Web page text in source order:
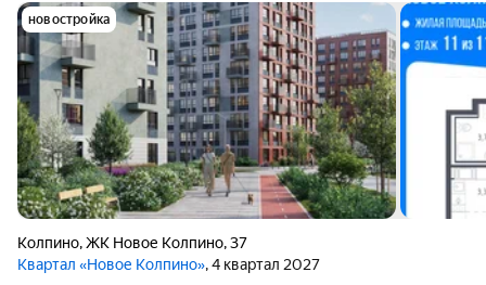
новостройка
Колпино,ЖК Новое Колпино,37
Квартал «Новое Колпино», 4 квартал 2027